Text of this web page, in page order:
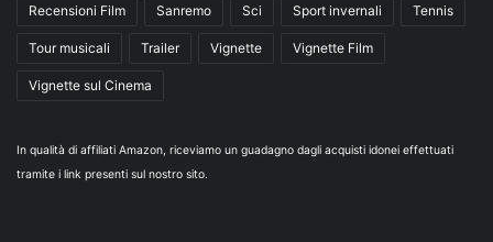
Recensioni Film Sanremo Sci Sport invernali Tennis
Tour musicali Trailer Vignette Vignette Film
Vignette sul Cinema
In qualità di affiliati Amazon, riceviamo un guadagno dagli acquisti idonei effettuati
tramite i link presenti sul nostro sito.